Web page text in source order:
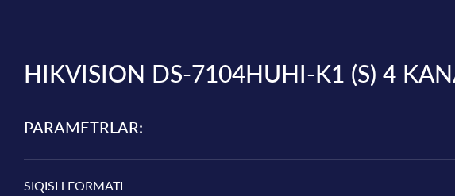
HIKVISION DS-7104HUHI-K1 (S) 4
PARAMETRLAR:
SIQISH FORMATI